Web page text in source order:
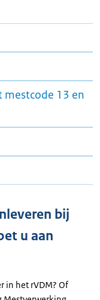
mestcode 13 en
bij
u aan
in het rVDM? Of